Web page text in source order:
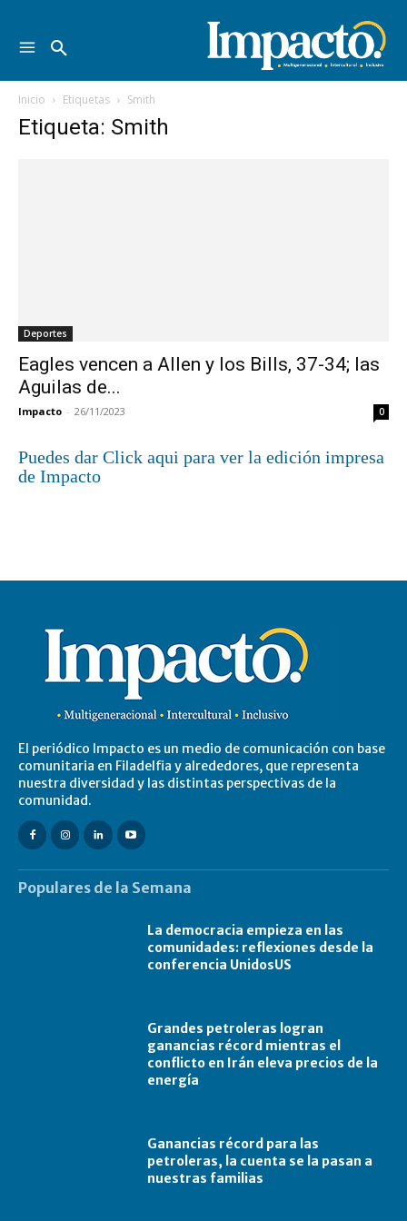
Inicio Etiquetas Smith
Etiqueta: Smith
Deportes
Eagles vencen a Allen y los Bills, 37-34; las
Aguilas de...
Impacto - 26/11/2023 0
Puedes dar Click aqui para ver la edición impresa
de Impacto
El periódico Impacto es un medio de comunicación con base
comunitaria en Filadelfia y alrededores, que representa
nuestra diversidad y las distintas perspectivas de la
comunidad.
Populares de la Semana
La democracia empieza en las
comunidades: reflexiones desde la
conferencia UnidosUS
Grandes petroleras logran
ganancias récord mientras el
conflicto en Irán eleva precios de la
energía
Ganancias récord para las
petroleras, la cuenta se la pasan a
nuestras familias